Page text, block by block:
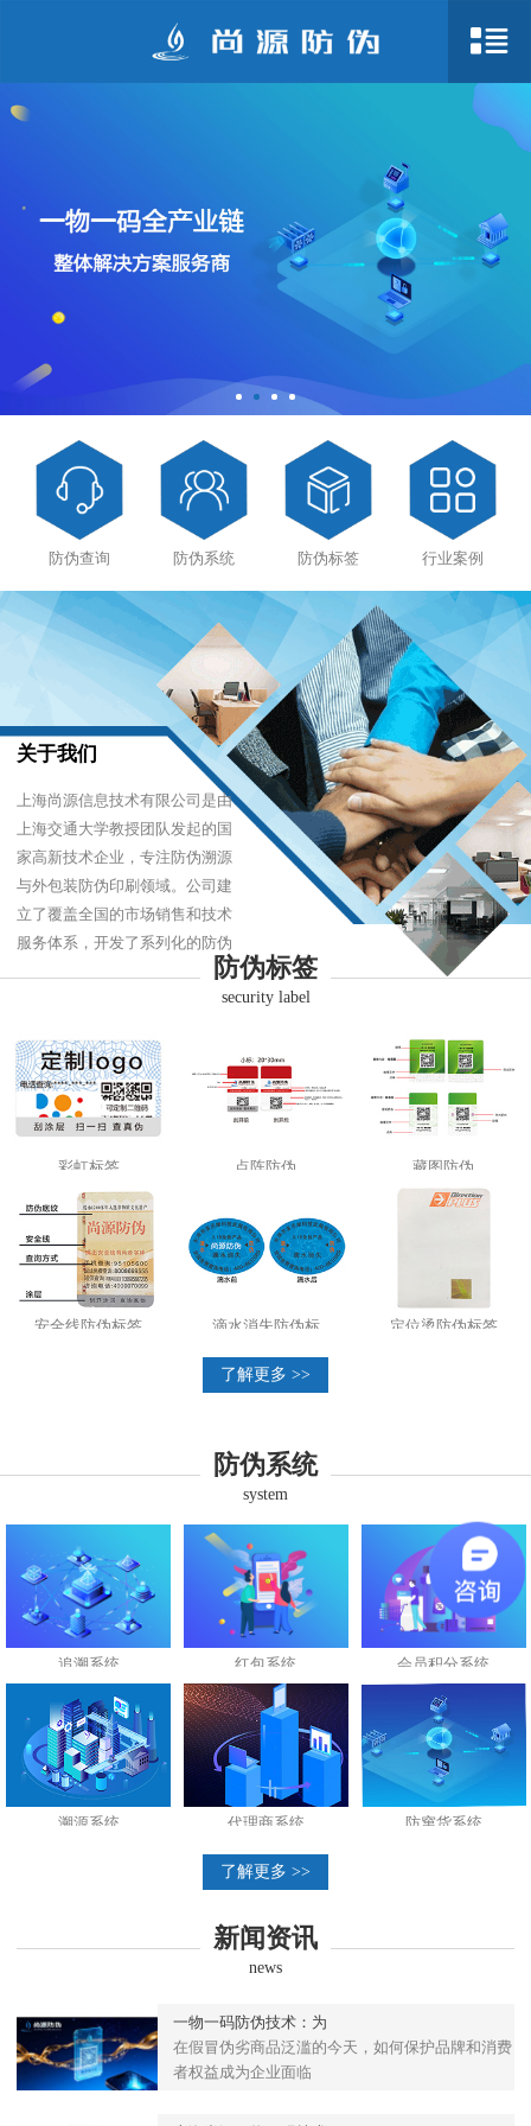
防伪查询 防伪系统 防伪标签 行业案例
关于我们
上海尚源信息技术有限公司是由
上海交通大学教授团队发起的国
家高新技术企业，专注防伪溯源
与外包装防伪印刷领域。公司建
立了覆盖全国的市场销售和技术
服务体系，开发了系列化的防伪
产品，以难仿制、易识别、优成
本的技术，经受住了市场的严酷
防伪标签
security label
彩虹标签 点阵防伪 藏图防伪
安全线防伪标签 滴水消失防伪标 定位烫防伪标签
了解更多 >>
防伪系统
system
追溯系统 红包系统 会员积分系统
溯源系统 代理商系统 防窜货系统
了解更多 >>
新闻资讯
news
一物一码防伪技术：为
在假冒伪劣商品泛滥的今天，如何保护品牌和消费
者权益成为企业面临